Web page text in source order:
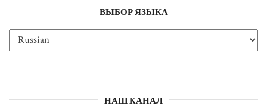
ВЫБОР ЯЗЫКА
НАШ КАНАЛ